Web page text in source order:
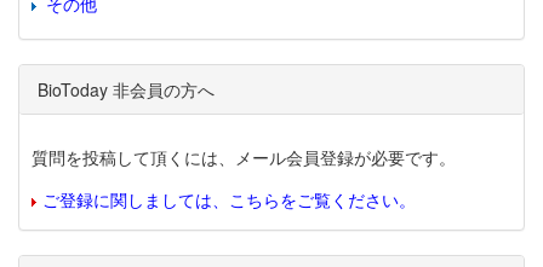
BioToday 非会員の方へ
質問を投稿して頂くには、メール会員登録が必要です。
ご登録に関しましては、こちらをご覧ください。